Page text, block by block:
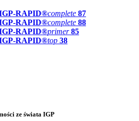
RAPID®complete 87
RAPID®complete 88
RAPID®primer 85
RAPID®top 38
ze świata IGP